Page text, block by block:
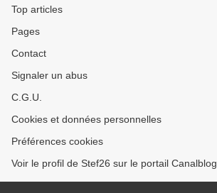
Top articles
Pages
Contact
Signaler un abus
C.G.U.
Cookies et données personnelles
Préférences cookies
Voir le profil de Stef26 sur le portail Canalblog